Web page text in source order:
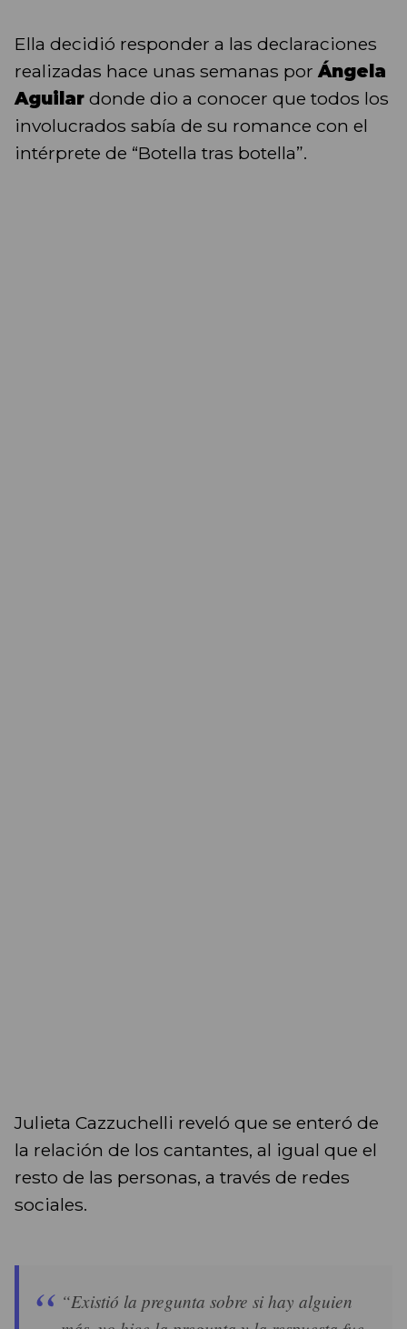
Ella decidió responder a las declaraciones
realizadas hace unas semanas por Ángela
Aguilar donde dio a conocer que todos los
involucrados sabía de su romance con el
intérprete de “Botella tras botella”.
Julieta Cazzuchelli reveló que se enteró de
la relación de los cantantes, al igual que el
resto de las personas, a través de redes
sociales.
“Existió la pregunta sobre si hay alguien